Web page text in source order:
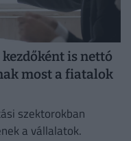
is nettó
most a fiatalok
szektorokban
a vállalatok.